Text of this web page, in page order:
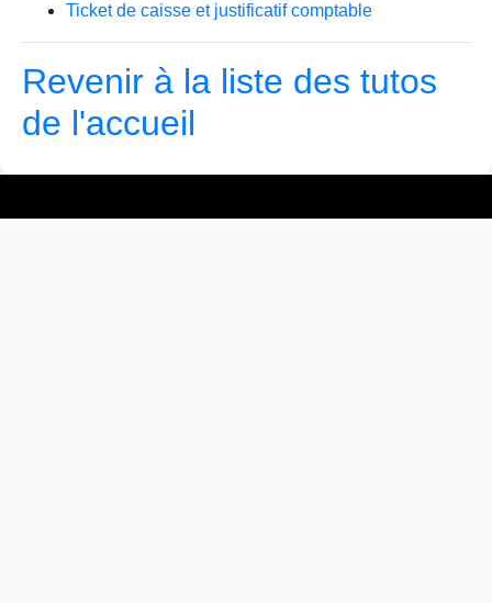
Ticket de caisse et justificatif comptable
Revenir à la liste des tutos
de l'accueil